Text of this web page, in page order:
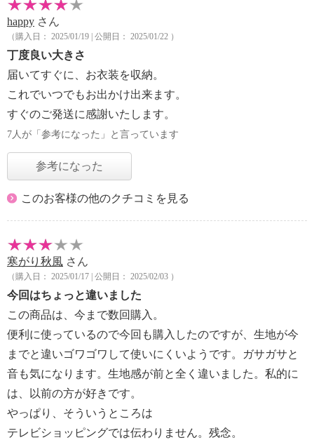
happy さん
（購入日： 2025/01/19 | 公開日： 2025/01/22 ）
丁度良い大きさ
届いてすぐに、お衣装を収納。
これでいつでもお出かけ出来ます。
すぐのご発送に感謝いたします。
7人が「参考になった」と言っています
参考になった
このお客様の他のクチコミを見る
寒がり秋風 さん
（購入日： 2025/01/17 | 公開日： 2025/02/03 ）
今回はちょっと違いました
この商品は、今まで数回購入。
便利に使っているので今回も購入したのですが、生地が今
までと違いゴワゴワして使いにくいようです。ガサガサと
音も気になります。生地感が前と全く違いました。私的に
は、以前の方が好きです。
やっぱり、そういうところは
テレビショッピングでは伝わりません。残念。